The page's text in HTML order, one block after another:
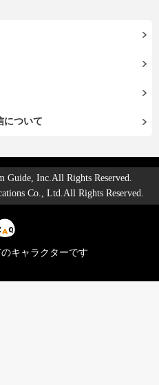
について
Guide, Inc.All Rights Reserved.
Co., Ltd.All Rights Reserved.
キャラクターです